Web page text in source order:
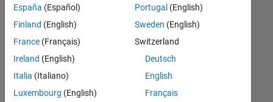
die
Suchkriterien
weiter
fassen
oder
alle
Stellenangebote
anzeigen .
España (Español)
Finland (English)
France (Français)
Ireland (English)
Italia (Italiano)
Luxembourg (English)
Portugal (English)
Sweden (English)
Switzerland
Deutsch
English
Français